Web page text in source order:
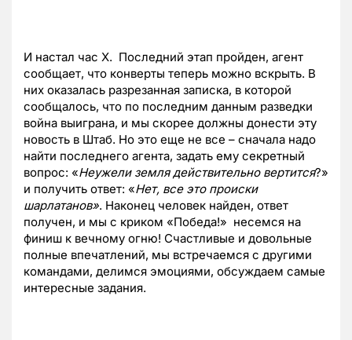
И настал час Х. Последний этап пройден, агент
сообщает, что конверты теперь можно вскрыть. В
них оказалась разрезанная записка, в которой
сообщалось, что по последним данным разведки
война выиграна, и мы скорее должны донести эту
новость в Штаб. Но это еще не все – сначала надо
найти последнего агента, задать ему секретный
вопрос: «Неужели земля действительно вертится?»
и получить ответ: «Нет, все это происки
шарлатанов». Наконец человек найден, ответ
получен, и мы с криком «Победа!» несемся на
финиш к вечному огню! Счастливые и довольные
полные впечатлений, мы встречаемся с другими
командами, делимся эмоциями, обсуждаем самые
интересные задания.